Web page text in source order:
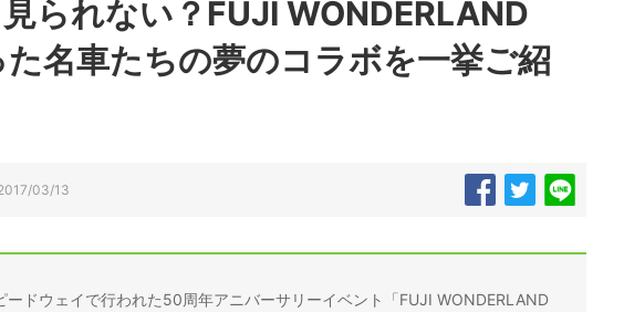
られない？FUJI WONDERLAND
た名車たちの夢のコラボを一挙ご紹
03/13
ードウェイで行われた50周年アニバーサリーイベント「FUJI WONDERLAND